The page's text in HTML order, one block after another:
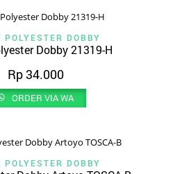
DOBBY
Dobby 21319-H
Rp34.000
ORDER VIA WA
DOBBY